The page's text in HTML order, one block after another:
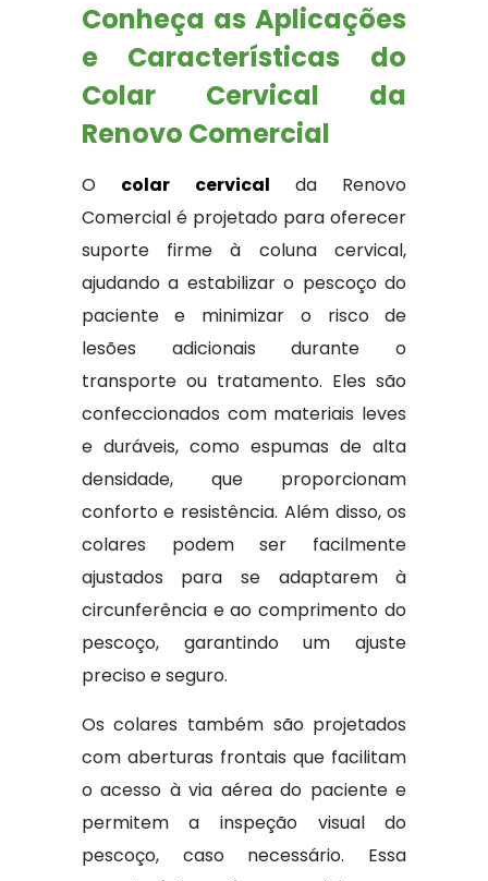
Conheça as Aplicações
e Características do
Colar Cervical da
Renovo Comercial
O colar cervical da Renovo
Comercial é projetado para oferecer
suporte firme à coluna cervical,
ajudando a estabilizar o pescoço do
paciente e minimizar o risco de
lesões adicionais durante o
transporte ou tratamento. Eles são
confeccionados com materiais leves
e duráveis, como espumas de alta
densidade, que proporcionam
conforto e resistência. Além disso, os
colares podem ser facilmente
ajustados para se adaptarem à
circunferência e ao comprimento do
pescoço, garantindo um ajuste
preciso e seguro.
Os colares também são projetados
com aberturas frontais que facilitam
o acesso à via aérea do paciente e
permitem a inspeção visual do
pescoço, caso necessário. Essa